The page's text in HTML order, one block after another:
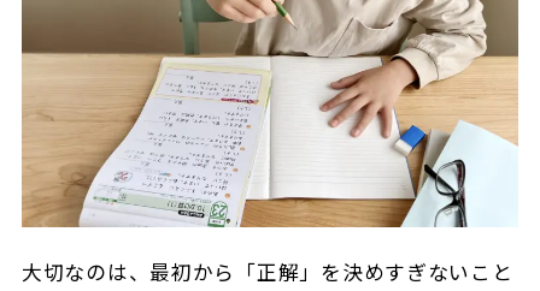
大切なのは、最初から「正解」を決めすぎないこと